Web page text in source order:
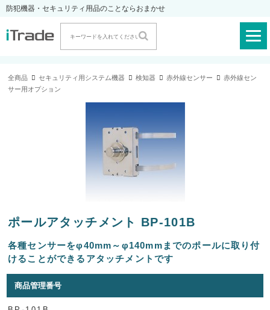
防犯機器・セキュリティ用品のことならおまかせ
全商品 セキュリティ用システム機器 検知器 赤外線センサー
赤外線セン
サー用オプション
ポールアタッチメント BP-101B
各種センサーをφ40mm～φ140mmまでのポールに取り付
けることができるアタッチメントです
商品管理番号